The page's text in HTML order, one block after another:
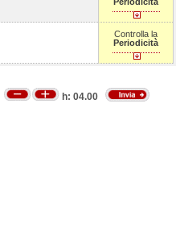
Controlla la
Periodicità
h: 04.00